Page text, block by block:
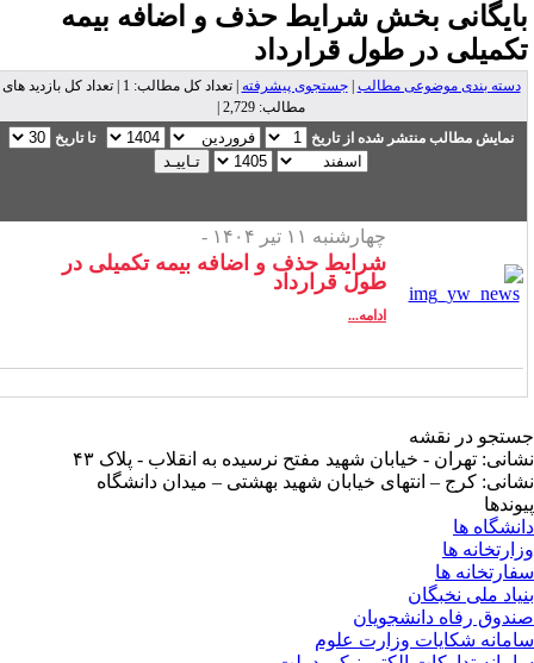
بخششرایط حذف و اضافه بیمه
در طول قرارداد
دسته بندی موضوعی مطالب|جستجوی پیشرفته
| تعداد کل مطالب: 1 | تعداد کل بازدید های
مطالب: 2,729 |
نمایش مطالب منتشر شده از تاریخ
تا تاریخ
چهارشنبه ۱۱ تیر ۱۴۰۴ -
شرایط حذف و اضافه بیمه تکمیلی در
طول قرارداد
ادامه...
در نقشه
تهران - خیابان شهید مفتح نرسیده به انقلاب - پلاک ۴۳
کرج – انتهای خیابان شهید بهشتی – میدان دانشگاه
ها
ها
ها
ملی نخبگان
رفاه دانشجویان
شکایات وزارت علوم